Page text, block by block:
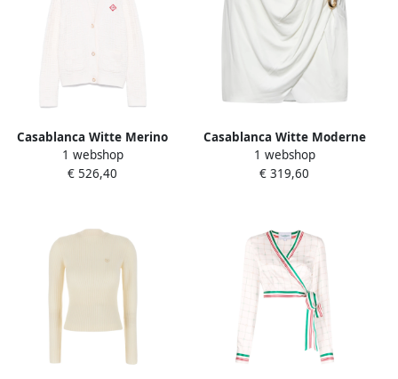
Casablanca Witte Merino
Cardigan met knoopsluiting
White Dames
1 webshop
€ 526,40
Casablanca Witte Moderne
Hanglamp White Dames
1 webshop
€ 319,60